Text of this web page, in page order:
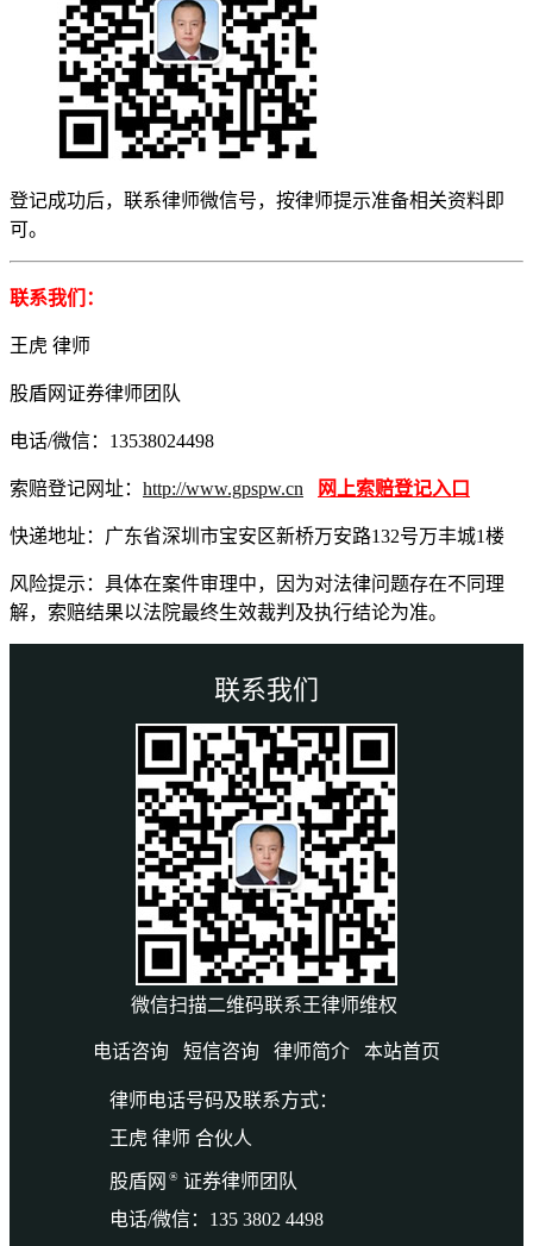
登记成功后，联系律师微信号，按律师提示准备相关资料即
可。
联系我们：
王虎 律师
股盾网证券律师团队
电话/微信：13538024498
索赔登记网址： http://www.gpspw.cn 网上索赔登记入口
快递地址：广东省深圳市宝安区新桥万安路132号万丰城1楼
风险提示：具体在案件审理中，因为对法律问题存在不同理
解，索赔结果以法院最终生效裁判及执行结论为准。
联系我们
微信扫描二维码联系王律师维权
电话咨询 短信咨询 律师简介 本站首页
律师电话号码及联系方式：
王虎 律师 合伙人
股盾网 ® 证券律师团队
电话/微信：135 3802 4498